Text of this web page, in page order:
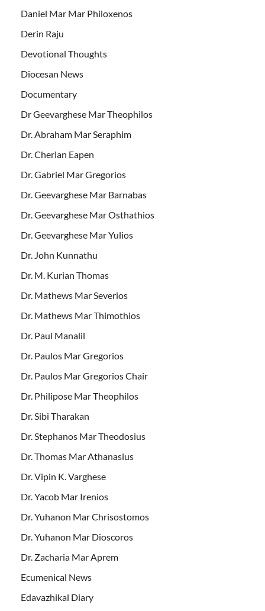
Daniel Mar Mar Philoxenos
Derin Raju
Devotional Thoughts
Diocesan News
Documentary
Dr Geevarghese Mar Theophilos
Dr. Abraham Mar Seraphim
Dr. Cherian Eapen
Dr. Gabriel Mar Gregorios
Dr. Geevarghese Mar Barnabas
Dr. Geevarghese Mar Osthathios
Dr. Geevarghese Mar Yulios
Dr. John Kunnathu
Dr. M. Kurian Thomas
Dr. Mathews Mar Severios
Dr. Mathews Mar Thimothios
Dr. Paul Manalil
Dr. Paulos Mar Gregorios
Dr. Paulos Mar Gregorios Chair
Dr. Philipose Mar Theophilos
Dr. Sibi Tharakan
Dr. Stephanos Mar Theodosius
Dr. Thomas Mar Athanasius
Dr. Vipin K. Varghese
Dr. Yacob Mar Irenios
Dr. Yuhanon Mar Chrisostomos
Dr. Yuhanon Mar Dioscoros
Dr. Zacharia Mar Aprem
Ecumenical News
Edavazhikal Diary